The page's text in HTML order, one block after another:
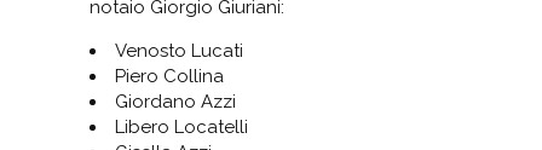
notaio Giorgio Giuriani:
Venosto Lucati
Piero Collina
Giordano Azzi
Libero Locatelli